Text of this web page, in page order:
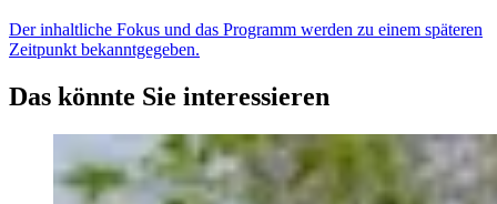
Der inhaltliche Fokus und das Programm werden zu einem späteren
Zeitpunkt bekanntgegeben.
Das könnte Sie interessieren